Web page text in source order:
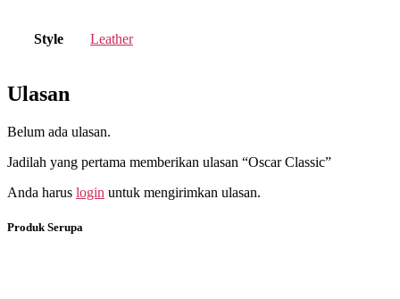
Style Leather
Ulasan
Belum ada ulasan.
Jadilah yang pertama memberikan ulasan “Oscar Classic”
Anda harus login untuk mengirimkan ulasan.
Produk Serupa